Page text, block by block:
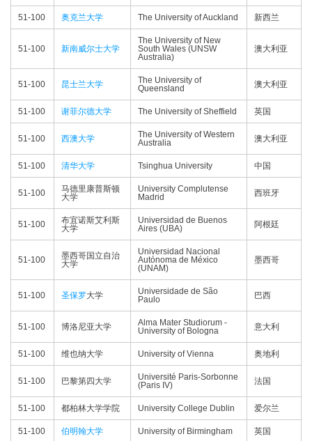
51-100 奥克兰大学 The University of Auckland 新西兰
51-100 新南威尔士大学
The University of New
South Wales (UNSW
Australia)
澳大利亚
51-100 昆士兰大学
The University of
Queensland
澳大利亚
51-100 谢菲尔德大学 The University of Sheffield 英国
51-100 西澳大学
The University of Western
Australia
澳大利亚
51-100 清华大学 Tsinghua University 中国
51-100
马德里康普斯顿
大学
University Complutense
Madrid
西班牙
51-100
布宜诺斯艾利斯
大学
Universidad de Buenos
Aires (UBA)
阿根廷
51-100
墨西哥国立自治
大学
Universidad Nacional
Autónoma de México
(UNAM)
墨西哥
51-100 圣保罗大学
Universidade de São
Paulo
巴西
51-100 博洛尼亚大学
Alma Mater Studiorum -
University of Bologna
意大利
51-100 维也纳大学 University of Vienna 奥地利
51-100 巴黎第四大学
Université Paris-Sorbonne
(Paris IV)
法国
51-100 都柏林大学学院 University College Dublin 爱尔兰
51-100 伯明翰大学 University of Birmingham 英国